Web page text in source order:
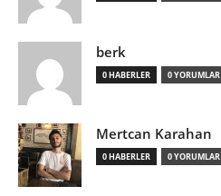
berk
0 HABERLER 0 YORUMLAR
Mertcan Karahan
0 HABERLER 0 YORUMLAR